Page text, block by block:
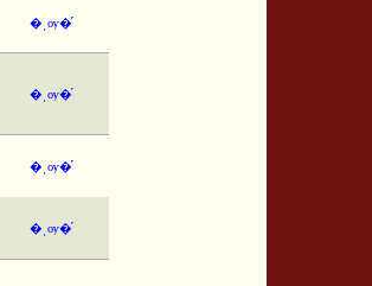
�ͺѹ�֡
�ͺѹ�֡
�ͺѹ�֡
�ͺѹ�֡